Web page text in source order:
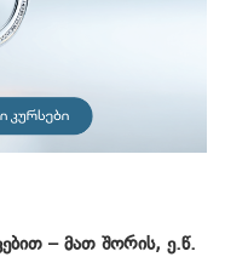
– მათ შორის, ე.წ.